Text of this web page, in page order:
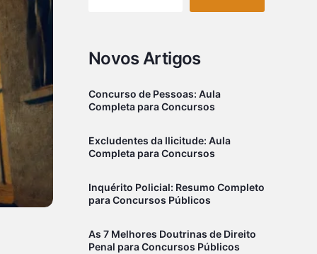
Novos Artigos
Concurso de Pessoas: Aula
Completa para Concursos
Excludentes da Ilicitude: Aula
Completa para Concursos
Inquérito Policial: Resumo Completo
para Concursos Públicos
As 7 Melhores Doutrinas de Direito
Penal para Concursos Públicos